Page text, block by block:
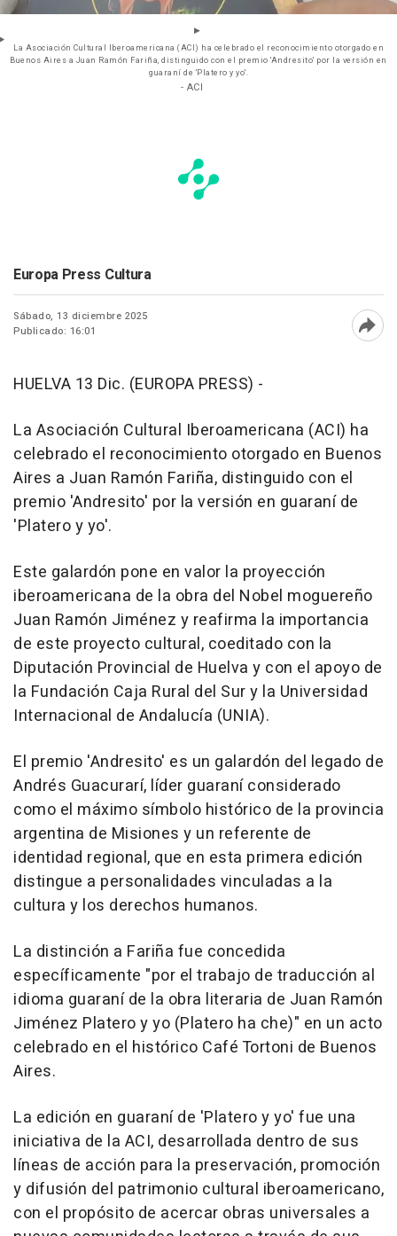
La Asociación Cultural Iberoamericana (ACI) ha celebrado el reconocimiento otorgado en
Buenos Aires a Juan Ramón Fariña, distinguido con el premio 'Andresito' por la versión en
guaraní de 'Platero y yo'.
- ACI
Europa Press Cultura
Sábado, 13 diciembre 2025
Publicado: 16:01
HUELVA 13 Dic. (EUROPA PRESS) -
La Asociación Cultural Iberoamericana (ACI) ha
celebrado el reconocimiento otorgado en Buenos
Aires a Juan Ramón Fariña, distinguido con el
premio 'Andresito' por la versión en guaraní de
'Platero y yo'.
Este galardón pone en valor la proyección
iberoamericana de la obra del Nobel moguereño
Juan Ramón Jiménez y reafirma la importancia
de este proyecto cultural, coeditado con la
Diputación Provincial de Huelva y con el apoyo de
la Fundación Caja Rural del Sur y la Universidad
Internacional de Andalucía (UNIA).
El premio 'Andresito' es un galardón del legado de
Andrés Guacurarí, líder guaraní considerado
como el máximo símbolo histórico de la provincia
argentina de Misiones y un referente de
identidad regional, que en esta primera edición
distingue a personalidades vinculadas a la
cultura y los derechos humanos.
La distinción a Fariña fue concedida
específicamente "por el trabajo de traducción al
idioma guaraní de la obra literaria de Juan Ramón
Jiménez Platero y yo (Platero ha che)" en un acto
celebrado en el histórico Café Tortoni de Buenos
Aires.
La edición en guaraní de 'Platero y yo' fue una
iniciativa de la ACI, desarrollada dentro de sus
líneas de acción para la preservación, promoción
y difusión del patrimonio cultural iberoamericano,
con el propósito de acercar obras universales a